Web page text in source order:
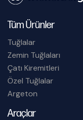
Tüm Ürünler
Tuğlalar
Zemin Tuğlaları
Çatı Kiremitleri
Özel Tuğlalar
Argeton
Araçlar